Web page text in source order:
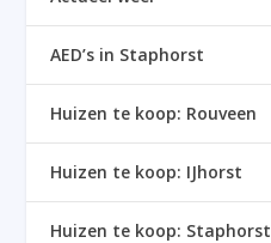
AED’s in Staphorst
Huizen te koop: Rouveen
Huizen te koop: IJhorst
Huizen te koop: Staphorst